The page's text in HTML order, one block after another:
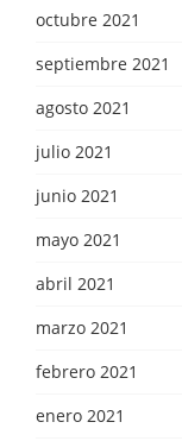
octubre 2021
septiembre 2021
agosto 2021
julio 2021
junio 2021
mayo 2021
abril 2021
marzo 2021
febrero 2021
enero 2021